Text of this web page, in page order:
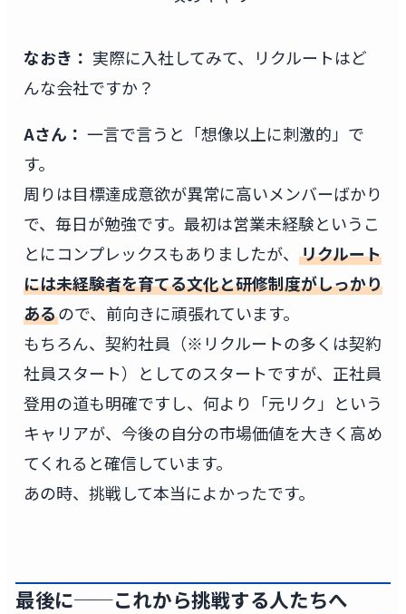
なおき： 実際に入社してみて、リクルートはど
んな会社ですか？
Aさん： 一言で言うと「想像以上に刺激的」で
す。
周りは目標達成意欲が異常に高いメンバーばかり
で、毎日が勉強です。最初は営業未経験というこ
とにコンプレックスもありましたが、 リクルート
には未経験者を育てる文化と研修制度がしっかり
あるので、前向きに頑張れています。
もちろん、契約社員（※リクルートの多くは契約
社員スタート）としてのスタートですが、正社員
登用の道も明確ですし、何より「元リク」という
キャリアが、今後の自分の市場価値を大きく高め
てくれると確信しています。
あの時、挑戦して本当によかったです。
最後に──これから挑戦する人たちへ